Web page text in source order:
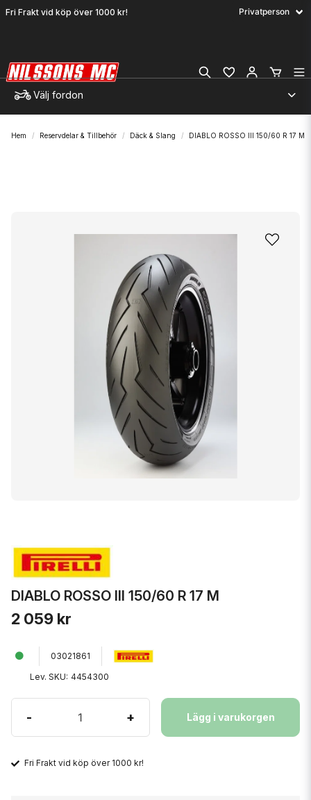
Fri Frakt vid köp över 1000 kr!
Välj fordon
Hem Reservdelar & Tillbehör Däck & Slang DIABLO ROSSO III 150/60 R 17 M
DIABLO ROSSO III 150/60 R 17 M
2 059 kr
03021861
Lev. SKU: 4454300
- + Lägg i varukorgen
Fri Frakt vid köp över 1000 kr!